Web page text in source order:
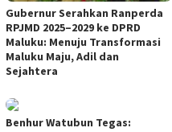
Gubernur Serahkan Ranperda
RPJMD 2025–2029 ke DPRD
Maluku: Menuju Transformasi
Maluku Maju, Adil dan
Sejahtera
Benhur Watubun Tegas: